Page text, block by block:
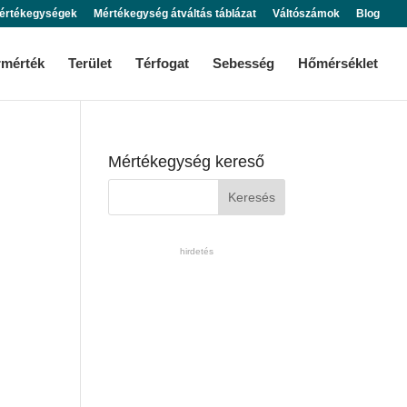
Mértékegység átváltás táblázat Váltószámok Blog
Terület Térfogat Sebesség Hőmérséklet
Mértékegység kereső
hirdetés